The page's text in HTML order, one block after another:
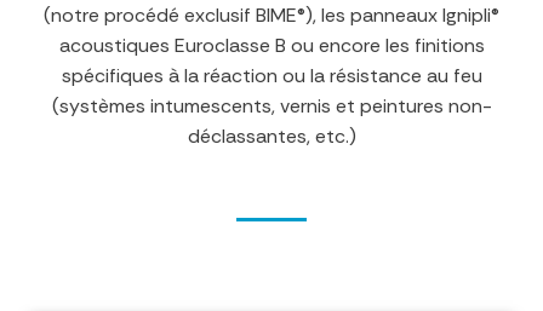
(notre procédé exclusif BIME®), les panneaux Ignipli®
acoustiques Euroclasse B ou encore les finitions
spécifiques à la réaction ou la résistance au feu
(systèmes intumescents, vernis et peintures non-
déclassantes, etc.)